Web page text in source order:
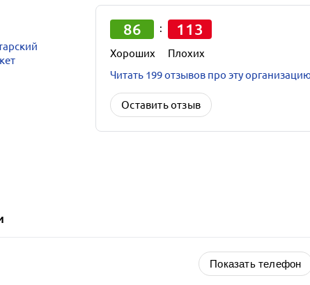
86
Хороших
: 113
Плохих
Читать 199 отзывов про эту
Оставить отзыв
Показать телефон